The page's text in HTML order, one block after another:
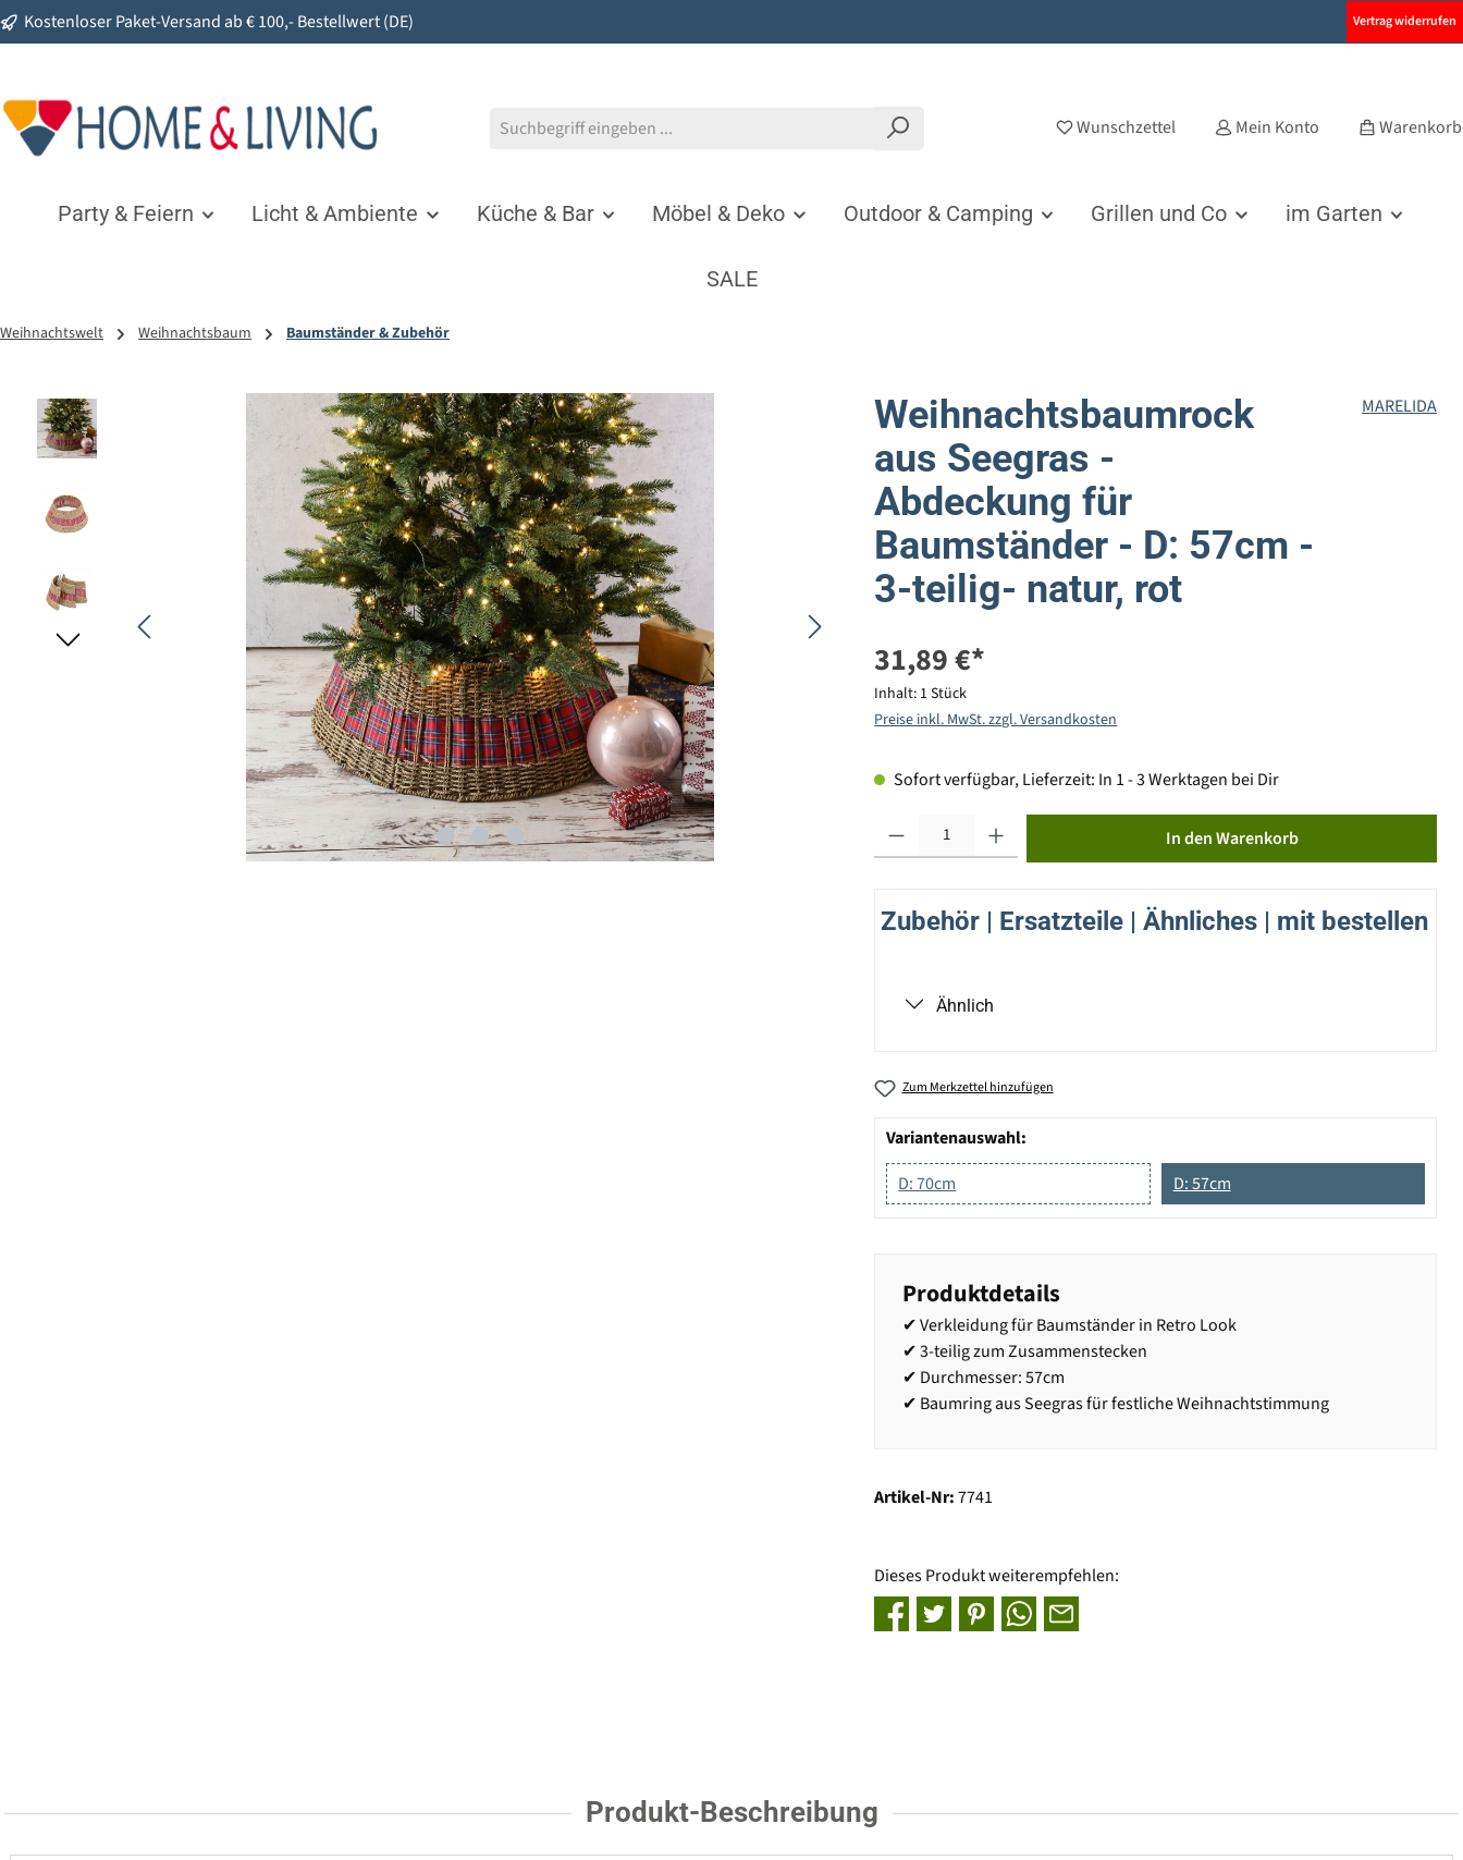
Zur Hauptnavigation springen
Kostenloser Paket-Versand ab € 100,- Bestellwert (DE) Vertrag widerrufen
Wunschzettel Mein Konto Warenkorb
Party & Feiern Licht & Ambiente Küche & Bar Möbel & Deko Outdoor & Camping Grillen und Co im Garten
SALE
Weihnachtswelt Weihnachtsbaum Baumständer & Zubehör
Bildergalerie überspringen
Weihnachtsbaumrock
aus Seegras -
Abdeckung für
Baumständer - D: 57cm -
3-teilig- natur, rot
MARELIDA
31,89 €*
Inhalt: 1 Stück
Preise inkl. MwSt. zzgl. Versandkosten
Sofort verfügbar, Lieferzeit: In 1 - 3 Werktagen bei Dir
In den Warenkorb
Zubehör | Ersatzteile | Ähnliches | mit bestellen
Ähnlich
Zum Merkzettel hinzufügen
Variantenauswahl:
D: 70cm
D: 57cm
Produktdetails
✔ Verkleidung für Baumständer in Retro Look
✔ 3-teilig zum Zusammenstecken
✔ Durchmesser: 57cm
✔ Baumring aus Seegras für festliche Weihnachtstimmung
Artikel-Nr:7741
Dieses Produkt weiterempfehlen:
Produkt-Beschreibung